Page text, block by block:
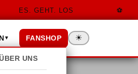
ES. GEHT. LOS
▼
UNS
FANSHOP ☀